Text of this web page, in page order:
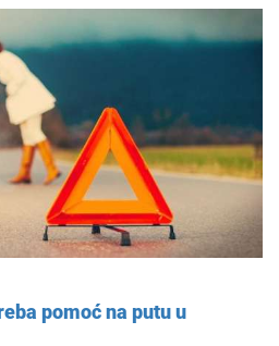
pomoć na putu u